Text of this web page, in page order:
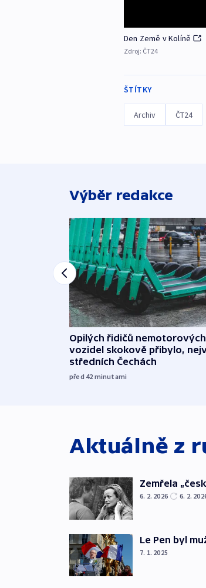
Den Země v Kolíně
Zdroj: ČT24
ŠTÍTKY
Archiv ČT24
Výběr redakce
Opilých řidičů nemotorových
vozidel skokově přibylo,
středních Čechách
před 42 minutami
Aktuálně z
Zemřela
6. 2. 2026 6. 2.
Le Pen byl
7. 1. 2025